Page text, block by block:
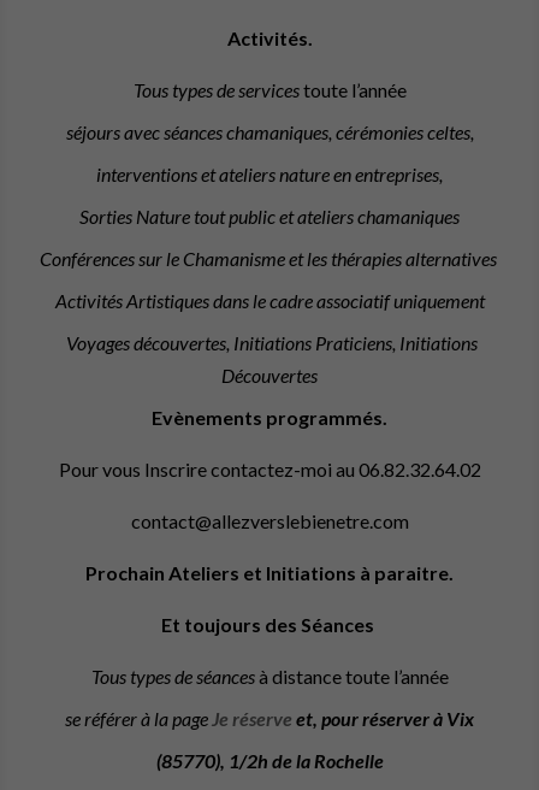
Activités.
Tous types de servicestoute l’année
séjours avec séances chamaniques, cérémonies celtes,
interventions et ateliers nature en entreprises,
Sorties Nature tout public et ateliers chamaniques
Conférences sur le Chamanisme et les thérapies alternatives
Activités Artistiques dans le cadre associatif uniquement
Voyages découvertes, Initiations Praticiens, Initiations
Découvertes
Evènements programmés.
Pour vous Inscrire contactez-moi au 06.82.32.64.02
contact@allezverslebienetre.com
Prochain Ateliers et Initiations à paraitre.
Et toujours des Séances
Tous types de séancesà distance toute l’année
se référer à la pageJe réserve et, pour réserver à Vix
(85770), 1/2h de la Rochelle